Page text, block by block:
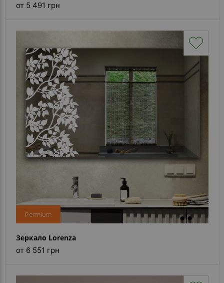
от 5 491 грн
Permium
Зеркало Lorenza
от 6 551 грн